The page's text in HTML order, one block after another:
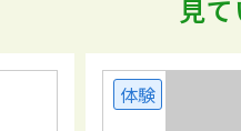
見
体験